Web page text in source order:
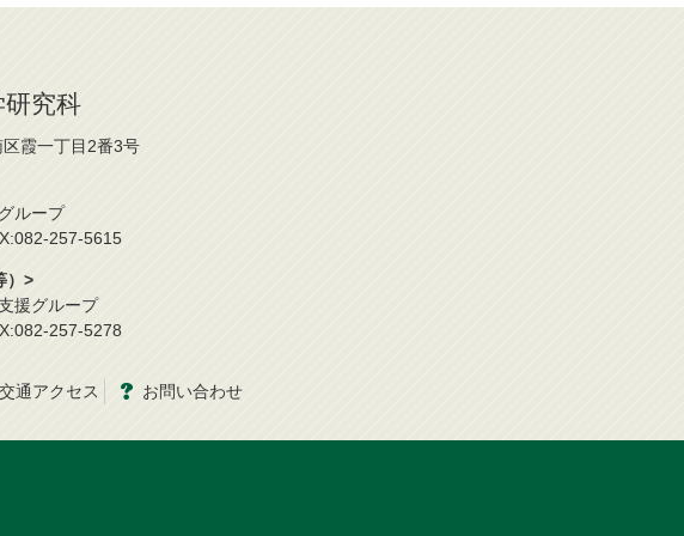
研究科
霞一丁目2番3号
ループ
257-5615
）>
援グループ
257-5278
交通アクセス お問い合わせ